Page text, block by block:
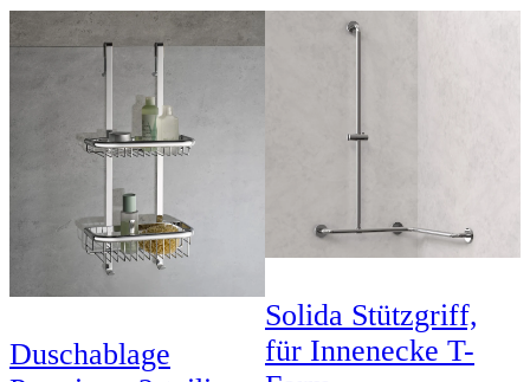
Duschablage
Solida Stützgriff,
für Innenecke T-